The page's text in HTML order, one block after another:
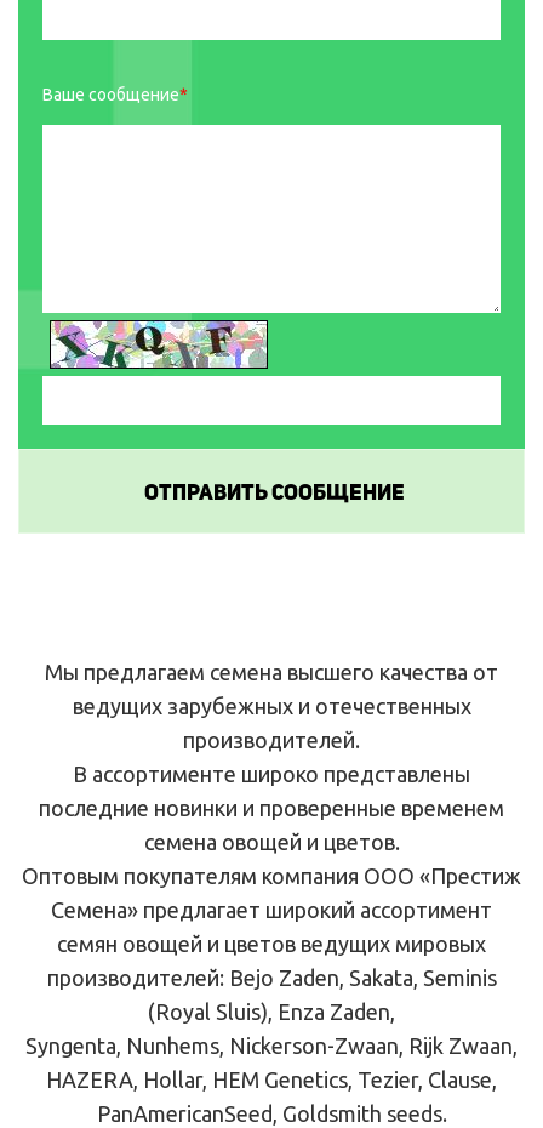
Ваше сообщение*
Мы предлагаем семена высшего качества от
ведущих зарубежных и отечественных
производителей.
В ассортименте широко представлены
последние новинки и проверенные временем
семена овощей и цветов.
Оптовым покупателям компания ООО «Престиж
Семена» предлагает широкий ассортимент
семян овощей и цветов ведущих мировых
производителей: Bejo Zaden, Sakata, Seminis
(Royal Sluis), Enza Zaden,
Syngenta, Nunhems, Nickerson-Zwaan, Rijk Zwaan,
HAZERA, Hollar, HEM Genetics, Tezier, Clause,
PanAmericanSeed, Goldsmith seeds.